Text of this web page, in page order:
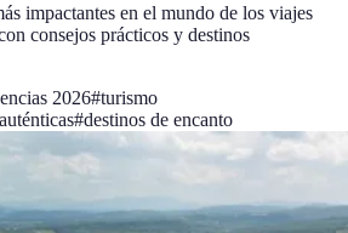
impactantes en el mundo de los viajes
consejos prácticos y destinos
2026#turismo
#destinos de encanto